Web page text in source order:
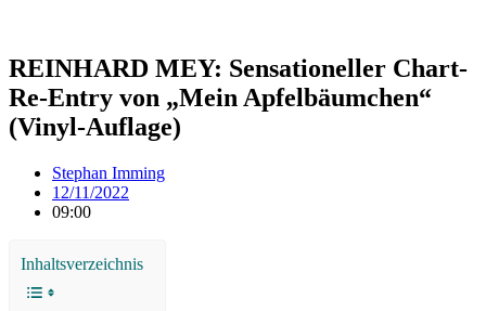
REINHARD MEY: Sensationeller Chart-
Re-Entry von „Mein Apfelbäumchen“
(Vinyl-Auflage)
Stephan Imming
12/11/2022
09:00
Inhaltsverzeichnis